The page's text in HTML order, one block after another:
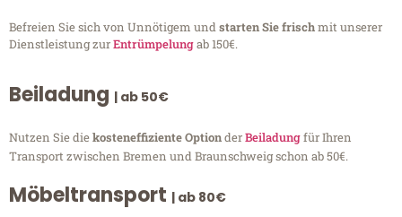
Befreien Sie sich von Unnötigem undstarten Sie frischmit unserer
Dienstleistung zurEntrümpelungab 150€.
Beiladung | ab 50€
Nutzen Sie diekosteneffiziente OptionderBeiladungfür Ihren
Transport zwischen Bremen und Braunschweig schon ab 50€.
Möbeltransport | ab 80€